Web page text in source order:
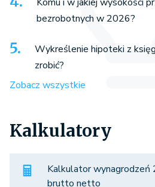
bezrobotnych w 2026?
Wykreślenie hipoteki z
zrobić?
Zobacz wszystkie
Kalkulatory
Kalkulator wynagrodzeń
brutto netto